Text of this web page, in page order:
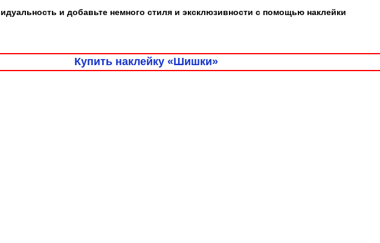
и добавьте немного стиля и эксклюзивности с помощью наклейки
Купить наклейку «Шишки»